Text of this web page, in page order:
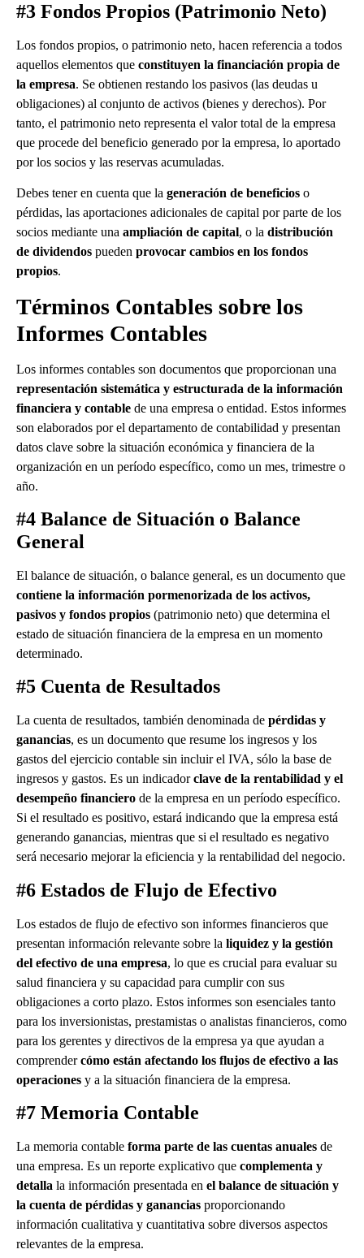
#3 Fondos Propios (Patrimonio Neto)
Los fondos propios, o patrimonio neto, hacen referencia a todos
aquellos elementos que constituyen la financiación propia de
la empresa. Se obtienen restando los pasivos (las deudas u
obligaciones) al conjunto de activos (bienes y derechos). Por
tanto, el patrimonio neto representa el valor total de la empresa
que procede del beneficio generado por la empresa, lo aportado
por los socios y las reservas acumuladas.
Debes tener en cuenta que la generación de beneficios o
pérdidas, las aportaciones adicionales de capital por parte de los
socios mediante una ampliación de capital, o la distribución
de dividendos pueden provocar cambios en los fondos
propios.
Términos Contables sobre los
Informes Contables
Los informes contables son documentos que proporcionan una
representación sistemática y estructurada de la información
financiera y contable de una empresa o entidad. Estos informes
son elaborados por el departamento de contabilidad y presentan
datos clave sobre la situación económica y financiera de la
organización en un período específico, como un mes, trimestre o
año.
#4 Balance de Situación o Balance
General
El balance de situación, o balance general, es un documento que
contiene la información pormenorizada de los activos,
pasivos y fondos propios (patrimonio neto) que determina el
estado de situación financiera de la empresa en un momento
determinado.
#5 Cuenta de Resultados
La cuenta de resultados, también denominada de pérdidas y
ganancias, es un documento que resume los ingresos y los
gastos del ejercicio contable sin incluir el IVA, sólo la base de
ingresos y gastos. Es un indicadorclave de la rentabilidad y el
desempeño financiero de la empresa en un período específico.
Si el resultado es positivo, estará indicando que la empresa está
generando ganancias, mientras que si el resultado es negativo
será necesario mejorar la eficiencia y la rentabilidad del negocio.
#6 Estados de Flujo de Efectivo
Los estados de flujo de efectivo son informes financieros que
presentan información relevante sobre la liquidez y la gestión
del efectivo de una empresa, lo que es crucial para evaluar su
salud financiera y su capacidad para cumplir con sus
obligaciones a corto plazo. Estos informes son esenciales tanto
para los inversionistas, prestamistas o analistas financieros, como
para los gerentes y directivos de la empresa ya que ayudan a
comprendercómo están afectando los flujos de efectivo a las
operaciones y a la situación financiera de la empresa.
#7 Memoria Contable
La memoria contable forma parte de las cuentas anuales de
una empresa. Es un reporte explicativo que complementa y
detalla la información presentada en el balance de situación y
la cuenta de pérdidas y ganancias proporcionando
información cualitativa y cuantitativa sobre diversos aspectos
relevantes de la empresa.